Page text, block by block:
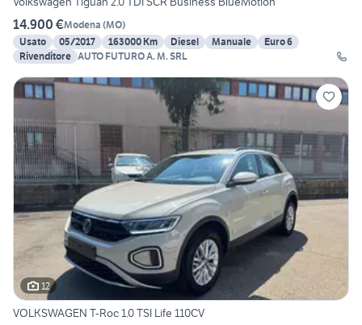
14.900 €Modena (MO)
Usato
05/2017 163000 Km Diesel Manuale
Euro 6
Rivenditore
AUTO FUTURO A. M. SRL
12
VOLKSWAGEN T-Roc 1.0 TSI Life 110CV